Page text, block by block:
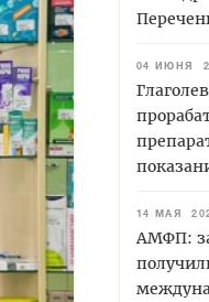
04 ИЮНЯ
14 МАЯ
АМФП: